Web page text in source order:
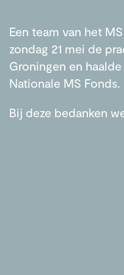
Een team van het
zondag 21 mei de
Groningen en
Nationale MS Fonds.
Bij deze bedanken